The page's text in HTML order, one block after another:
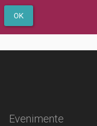
OK
Evenimente